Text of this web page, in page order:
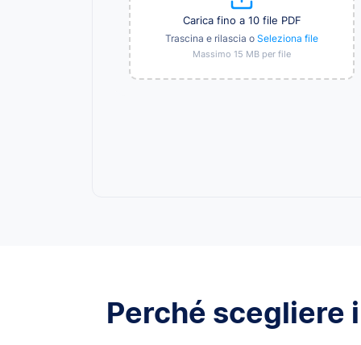
Carica fino a 10 file PDF
Trascina e rilascia oSeleziona file
Massimo 15 MB per file
Perché